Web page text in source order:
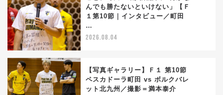
んでも勝たないといけない」【Ｆ
１第10節｜インタビュー／町田
…
2026.08.04
【写真ギャラリー】Ｆ１ 第10節
ペスカドーラ町田 vs ボルクバレ
ット北九州／撮影＝満本泰介